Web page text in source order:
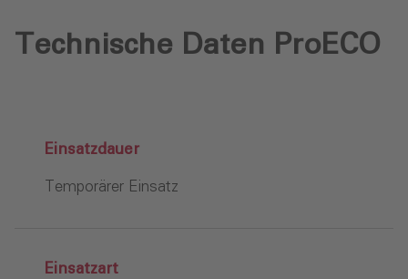
Technische Daten ProECO
Einsatzdauer
Temporärer Einsatz
Einsatzart